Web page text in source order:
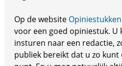
Op de website
voor een goed opiniestuk. U
insturen naar een redactie,
publiek bereikt dat u zo